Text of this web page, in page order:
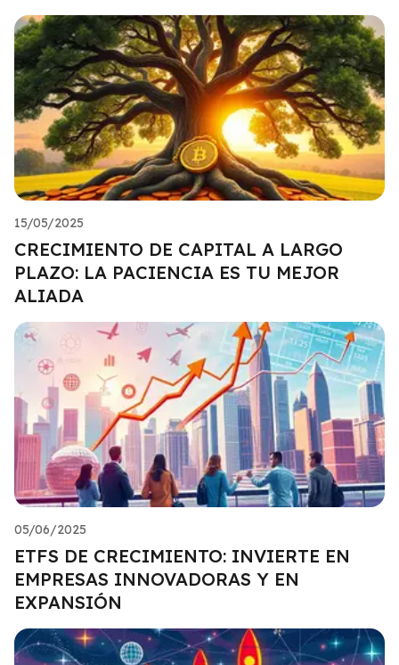
15/05/2025
CRECIMIENTO DE CAPITAL A LARGO
PLAZO: LA PACIENCIA ES TU MEJOR
ALIADA
05/06/2025
ETFS DE CRECIMIENTO: INVIERTE EN
EMPRESAS INNOVADORAS Y EN
EXPANSIÓN